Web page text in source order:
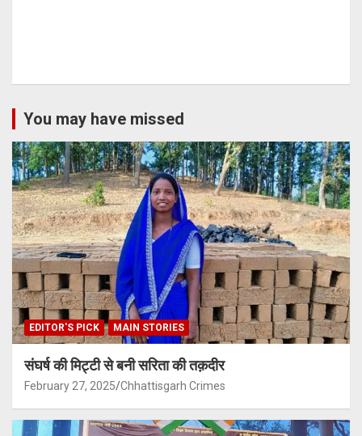
You may have missed
EDITOR'S PICK MAIN STORIES
संघर्ष की मिट्टी से बनी सरिता की तक़दीर
February 27, 2025 Chhattisgarh Crimes